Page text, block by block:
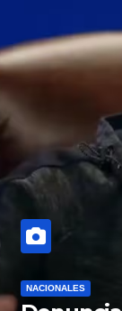
NACIONALES